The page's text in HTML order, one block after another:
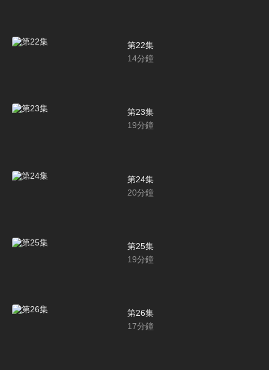
第22集
14分鐘
第23集
19分鐘
第24集
20分鐘
第25集
19分鐘
第26集
17分鐘